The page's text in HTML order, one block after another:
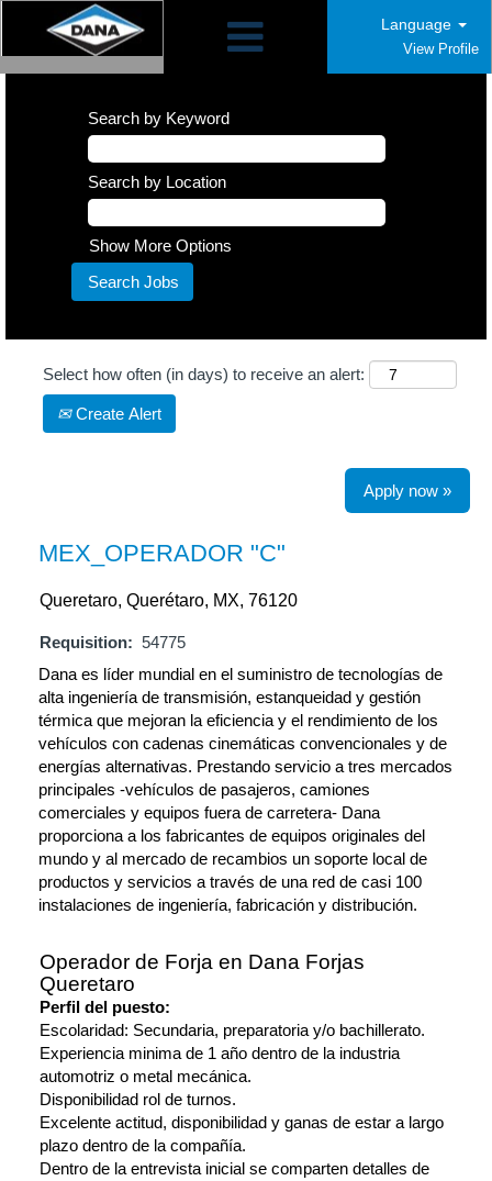
Language
View Profile
Search by Keyword
Search by Location
Show More Options
Select how often (in days) to receive an alert:
Create Alert
Apply now »
MEX_OPERADOR "C"
Queretaro, Querétaro, MX, 76120
Requisition: 54775
Dana es líder mundial en el suministro de tecnologías de
alta ingeniería de transmisión, estanqueidad y gestión
térmica que mejoran la eficiencia y el rendimiento de los
vehículos con cadenas cinemáticas convencionales y de
energías alternativas. Prestando servicio a tres mercados
principales -vehículos de pasajeros, camiones
comerciales y equipos fuera de carretera- Dana
proporciona a los fabricantes de equipos originales del
mundo y al mercado de recambios un soporte local de
productos y servicios a través de una red de casi 100
instalaciones de ingeniería, fabricación y distribución.
Operador de Forja en Dana Forjas
Queretaro
Perfil del puesto:
Escolaridad: Secundaria, preparatoria y/o bachillerato.
Experiencia minima de 1 año dentro de la industria
automotriz o metal mecánica.
Disponibilidad rol de turnos.
Excelente actitud, disponibilidad y ganas de estar a largo
plazo dentro de la compañía.
Dentro de la entrevista inicial se comparten detalles de